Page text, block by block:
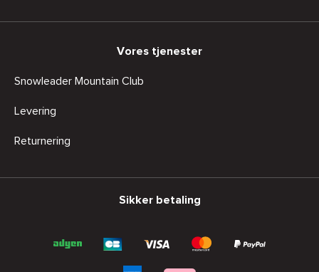
Vores tjenester
Snowleader Mountain Club
Levering
Returnering
Sikker betaling